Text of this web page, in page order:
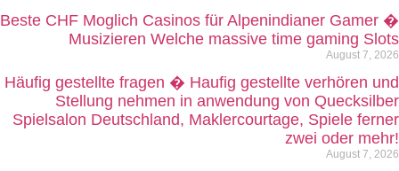
Beste CHF Moglich Casinos für Alpenindianer Gamer �
Musizieren Welche massive time gaming Slots
August 7, 2026
Häufig gestellte fragen � Haufig gestellte verhören und
Stellung nehmen in anwendung von Quecksilber
Spielsalon Deutschland, Maklercourtage, Spiele ferner
zwei oder mehr!
August 7, 2026